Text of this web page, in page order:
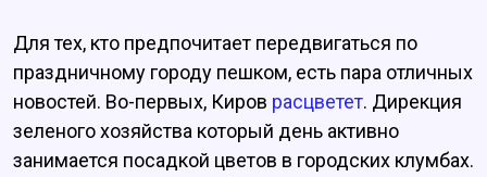
Для тех, кто предпочитает передвигаться по
праздничному городу пешком, есть пара отличных
новостей. Во-первых, Киров расцветет. Дирекция
зеленого хозяйства который день активно
занимается посадкой цветов в городских клумбах.